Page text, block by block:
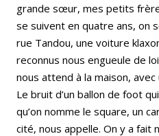
grande sœur, mes petits
se suivent en quatre ans, on
rue Tandou, une voiture
reconnus nous engueule de
nous attend à la maison,
Le bruit d’un ballon de foot
qu’on nomme le square, un
cité, nous appelle. On y a fait